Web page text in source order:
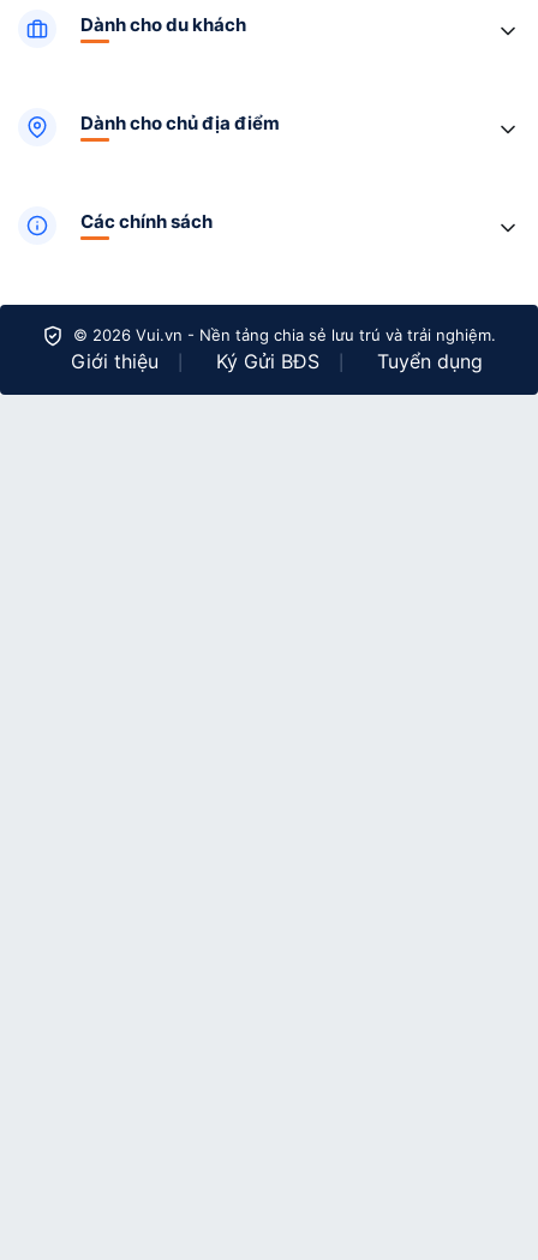
Dành cho du khách
Dành cho chủ địa điểm
Các chính sách
© 2026 Vui.vn - Nền tảng chia sẻ lưu trú và trải nghiệm.
Giới thiệu Ký Gửi BĐS Tuyển dụng